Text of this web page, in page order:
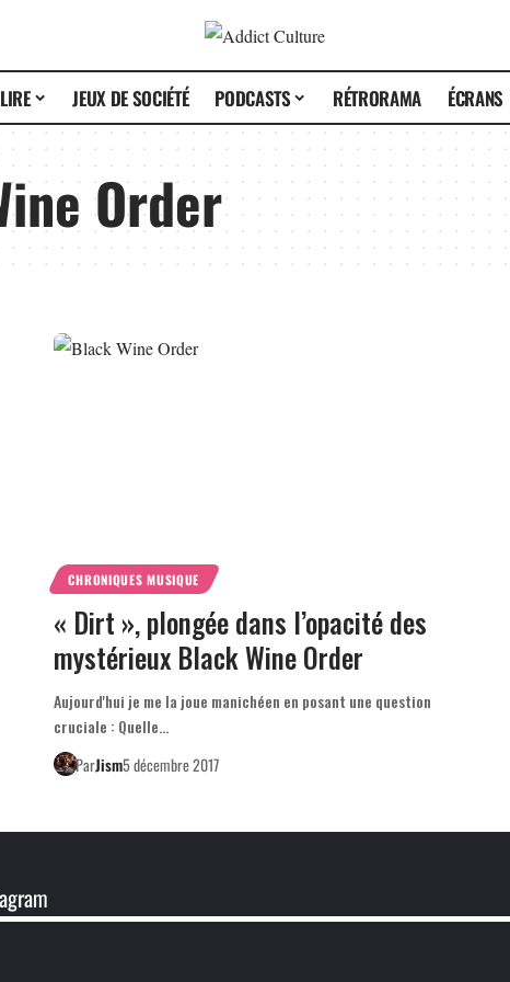
LIRE JEUX DE SOCIÉTÉ PODCASTS RÉTRORAMA ÉCRANS
Order
CHRONIQUES MUSIQUE
« Dirt », plongée dans l’opacité des
mystérieux Black Wine Order
Aujourd'hui je me la joue manichéen en posant une question
cruciale : Quelle…
ParJism5 décembre 2017